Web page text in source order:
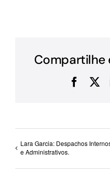
Compartilhe
X
Lara Garcia: Despachos
e Administrativos.